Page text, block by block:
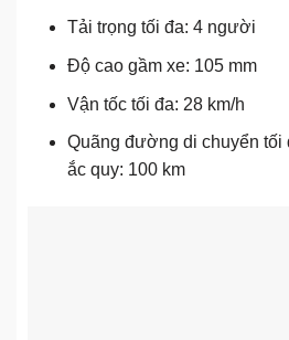
Tải trọng tối đa: 4 người
Độ cao gầm xe: 105 mm
Vận tốc tối đa: 28 km/h
Quãng đường di chuyển tối
ắc quy: 100 km